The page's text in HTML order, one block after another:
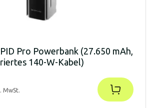
Pro Powerbank (27.650 mAh,
140-W-Kabel)
MwSt.